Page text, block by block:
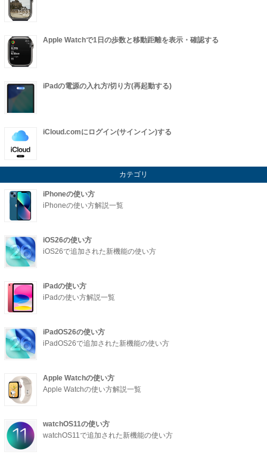
Apple Watchで1日の歩数と移動距離を表示・確認する
iPadの電源の入れ方/切り方(再起動する)
iCloud.comにログイン(サインイン)する
カテゴリ
iPhoneの使い方
iPhoneの使い方解説一覧
iOS26の使い方
iOS26で追加された新機能の使い方
iPadの使い方
iPadの使い方解説一覧
iPadOS26の使い方
iPadOS26で追加された新機能の使い方
Apple Watchの使い方
Apple Watchの使い方解説一覧
watchOS11の使い方
watchOS11で追加された新機能の使い方